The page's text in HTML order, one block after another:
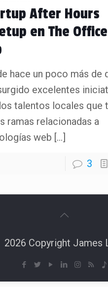
After Hours
en The
hace un poco más de
excelentes
talentos locales que
ramas relacionadas a
web […]
3
2026 Copyright James